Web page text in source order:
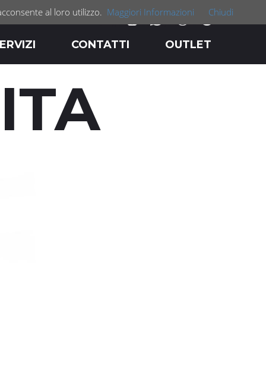
CONTATTI OUTLET
al loro utilizzo. Maggiori Informazioni Chiudi